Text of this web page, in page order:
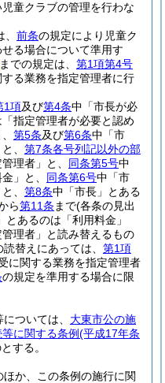
童クラブの管理を行わな
前条の規定により児童ク
る場合について準用す
までの規定は、 第1項第4号
る業務を指定管理者に行
1項及び第4条中「市長が必
指定管理者が必要と認め
第5条及び第6条中「市
、 第7条各号列記以外の部
理者」と、 同条第5号中
」と、 同条第6号中「市
、 第8条中「市長」とある
ら第11条 まで(各条の見出
あるのは「利用料金」
理者」と読み替えるもの
読替えにあっては、 第1項
に関する業務を指定管理者
の規定を準用する場合に限
ついては、 大東市公の施
に関する条例(平成17年条
する。
か、この条例の施行に関